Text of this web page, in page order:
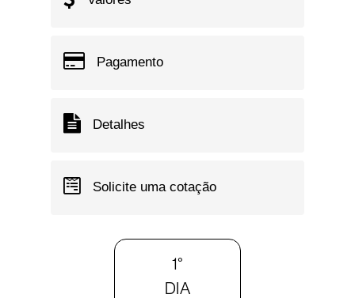
Pagamento
Detalhes
Solicite uma cotação
1°
DIA